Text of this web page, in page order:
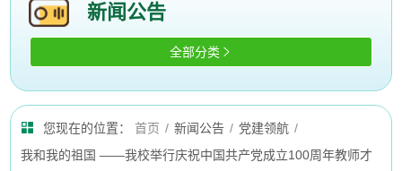
新闻公告
全部分类 
您现在的位置： 首页 / 新闻公告 / 党建领航 /
我和我的祖国 ——我校举行庆祝中国共产党成立100周年教师才